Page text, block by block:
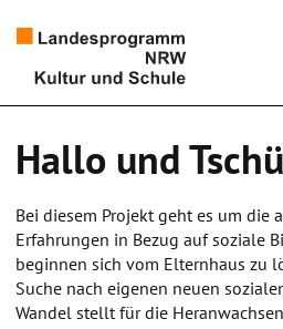
Künstlerpool
Schulen
Kultur und Schule
Hallo und
Bei diesem Projekt geht es um die
Erfahrungen in Bezug auf soziale
beginnen sich vom Elternhaus zu
Suche nach eigenen neuen
Wandel stellt für die